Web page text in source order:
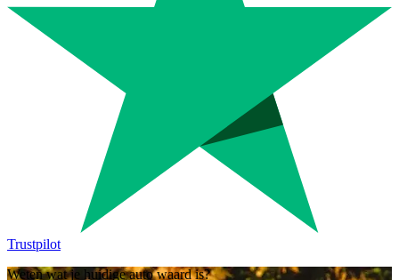
Trustpilot
Weten wat je huidige auto waard is?